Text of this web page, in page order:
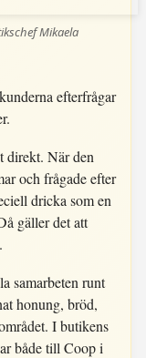
Mikaela
efterfrågar
direkt. När den
och frågade efter
dricka som en
gäller det att
samarbeten runt
honung, bröd,
I butikens
både till Coop i